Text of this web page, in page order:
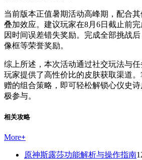
当前版本正值暑期活动高峰期，配合
叠加效应。建议玩家在8月6日截止前
因时间误差错失奖励。完成全部挑战
像框等荣誉奖励。
综上所述，本次活动通过社交玩法与
玩家提供了高性价比的皮肤获取渠道
赠的组合策略，即可轻松解锁心仪史
极参与。
相关攻略
More+
原神斯露莎功能解析与操作指南